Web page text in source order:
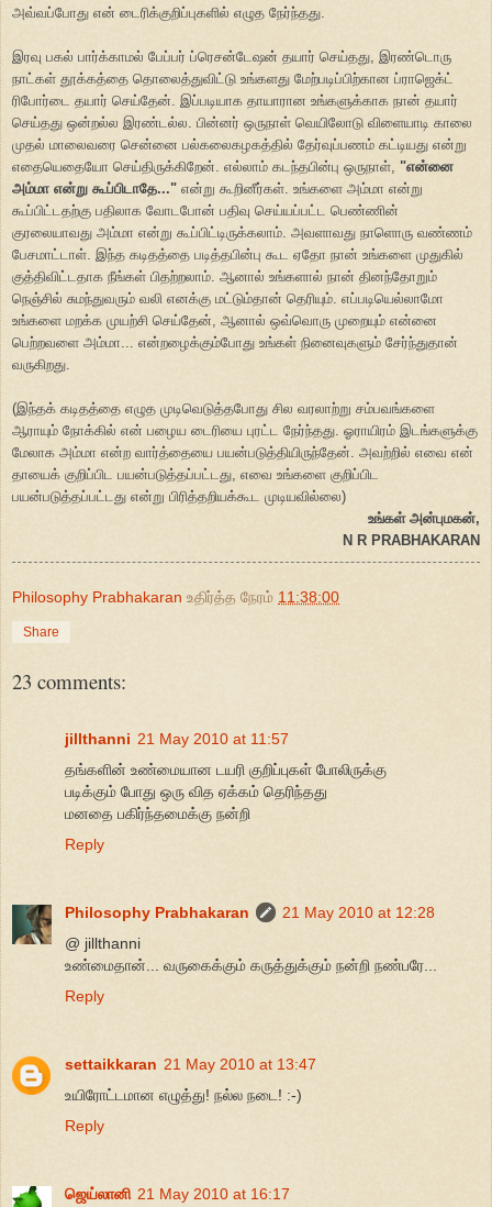
அவ்வப்போது என் டைரிக்குறிப்புகளில் எழுத நேர்ந்தது.
இரவு பகல் பார்க்காமல் பேப்பர் ப்ரெசன்டேஷன் தயார் செய்தது, இரண்டொரு
நாட்கள் தூக்கத்தை தொலைத்துவிட்டு உங்களது மேற்படிப்பிற்கான ப்ராஜெக்ட்
ரிபோர்டை தயார் செய்தேன். இப்படியாக தாயாரான உங்களுக்காக நான் தயார்
செய்தது ஒன்றல்ல இரண்டல்ல. பின்னர் ஒருநாள் வெயிலோடு விளையாடி காலை
முதல் மாலைவரை சென்னை பல்கலைகழகத்தில் தேர்வுப்பணம் கட்டியது என்று
எதையெதையோ செய்திருக்கிறேன். எல்லாம் கடந்தபின்பு ஒருநாள், "என்னை
அம்மா என்று கூப்பிடாதே..." என்று கூறினீர்கள். உங்களை அம்மா என்று
கூப்பிட்டதற்கு பதிலாக வோடபோன் பதிவு செய்யப்பட்ட பெண்ணின்
குரலையாவது அம்மா என்று கூப்பிட்டிருக்கலாம். அவளாவது நாளொரு வண்ணம்
பேசமாட்டாள். இந்த கடிதத்தை படித்தபின்பு கூட ஏதோ நான் உங்களை முதுகில்
குத்திவிட்டதாக நீங்கள் பிதற்றலாம். ஆனால் உங்களால் நான் தினந்தோறும்
நெஞ்சில் சுமந்துவரும் வலி எனக்கு மட்டும்தான் தெரியும். எப்படியெல்லாமோ
உங்களை மறக்க முயற்சி செய்தேன், ஆனால் ஒவ்வொரு முறையும் என்னை
பெற்றவளை அம்மா... என்றழைக்கும்போது உங்கள் நினைவுகளும் சேர்ந்துதான்
வருகிறது.
(இந்தக் கடிதத்தை எழுத முடிவெடுத்தபோது சில வரலாற்று சம்பவங்களை
ஆராயும் நோக்கில் என் பழைய டைரியை புரட்ட நேர்ந்தது. ஓராயிரம் இடங்களுக்கு
மேலாக அம்மா என்ற வார்த்தையை பயன்படுத்தியிருந்தேன். அவற்றில் எவை என்
தாயைக் குறிப்பிட பயன்படுத்தப்பட்டது, எவை உங்களை குறிப்பிட
பயன்படுத்தப்பட்டது என்று பிரித்தறியக்கூட முடியவில்லை)
உங்கள் அன்புமகன்,
N R PRABHAKARAN
Philosophy Prabhakaran உதிர்த்த நேரம் 11:38:00
Share
23 comments:
jillthanni 21 May 2010 at 11:57
தங்களின் உண்மையான டயரி குறிப்புகள் போலிருக்கு
படிக்கும் போது ஒரு வித ஏக்கம் தெரிந்தது
மனதை பகிர்ந்தமைக்கு நன்றி
Reply
Philosophy Prabhakaran
21 May 2010 at 12:28
@ jillthanni
உண்மைதான்... வருகைக்கும் கருத்துக்கும் நன்றி நண்பரே...
Reply
settaikkaran 21 May 2010 at 13:47
உயிரோட்டமான எழுத்து! நல்ல நடை! :-)
Reply
ஜெய்லானி 21 May 2010 at 16:17